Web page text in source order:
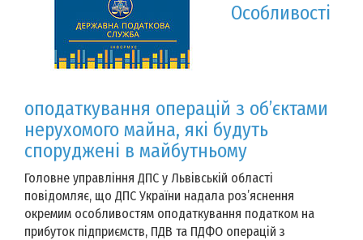
Особливості
оподаткування операцій з об’єктами
нерухомого майна, які будуть
споруджені в майбутньому
Головне управління ДПС у Львівській області
повідомляє, що ДПС України надала роз’яснення
окремим особливостям оподаткування податком на
прибуток підприємств, ПДВ та ПДФО операцій з